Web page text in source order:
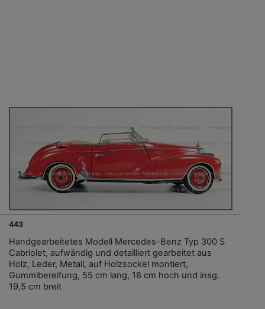
443
Handgearbeitetes Modell Mercedes-Benz Typ 300 S
Cabriolet, aufwändig und detailliert gearbeitet aus
Holz, Leder, Metall, auf Holzsockel montiert,
Gummibereifung, 55 cm lang, 18 cm hoch und insg.
19,5 cm breit